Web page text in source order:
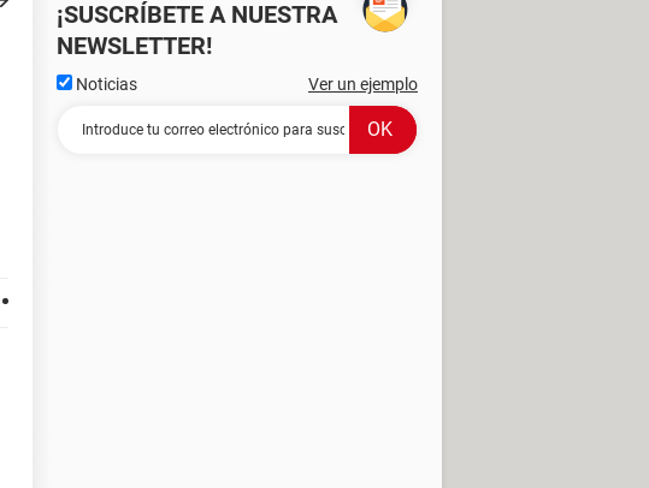
¡SUSCRÍBETE A NUESTRA
NEWSLETTER!
Noticias Ver un ejemplo